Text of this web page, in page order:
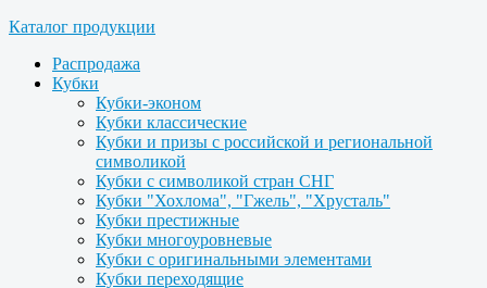
Каталог продукции
Распродажа
Кубки
Кубки-эконом
Кубки классические
Кубки и призы с российской и региональной
символикой
Кубки с символикой стран СНГ
Кубки "Хохлома", "Гжель", "Хрусталь"
Кубки престижные
Кубки многоуровневые
Кубки с оригинальными элементами
Кубки переходящие